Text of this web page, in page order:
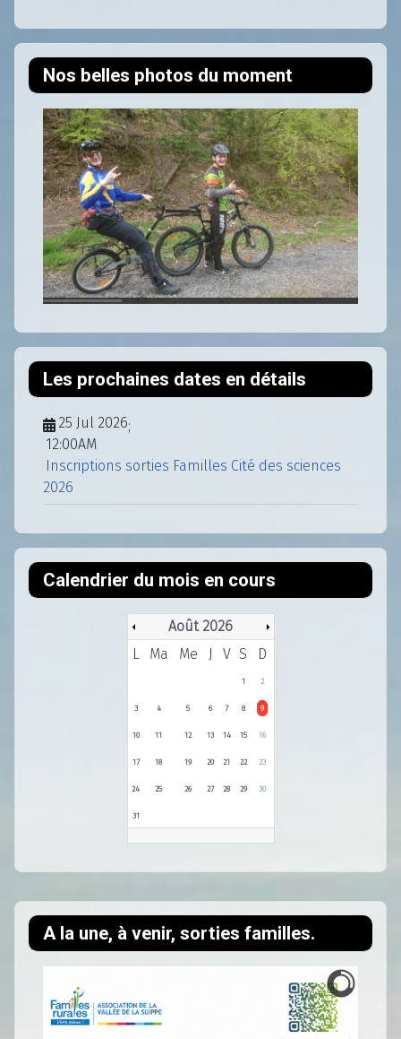
A la une, à venir, sorties familles.
Nos belles photos du moment
Les prochaines dates en détails
25 Jul 2026;
12:00AM
Inscriptions sorties Familles Cité des sciences
2026
Calendrier du mois en cours
Août 2026
L
Ma Me J V S D
1 2
3 4 5 6 7 8 9
10 11 12 13 14 15 16
17 18 19 20 21 22 23
24 25 26 27 28 29 30
31